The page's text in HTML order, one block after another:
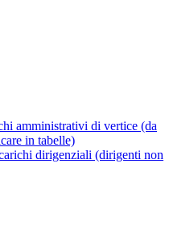
amministrativi di vertice (da
in tabelle)
dirigenziali (dirigenti non